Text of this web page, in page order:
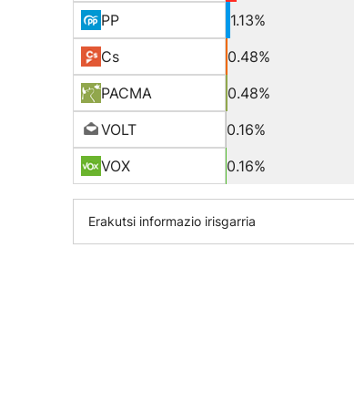
PP
1.13%
Cs
0.48%
PACMA
0.48%
VOLT
0.16%
VOX
0.16%
Erakutsi informazio irisgarria